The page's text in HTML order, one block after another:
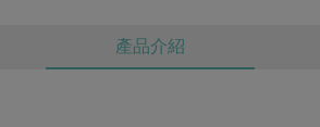
產品介紹